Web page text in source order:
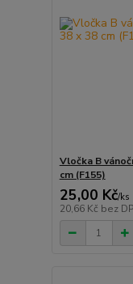
Vločka B
cm (F155)
25,00 Kč/ks
20,66 Kč bez